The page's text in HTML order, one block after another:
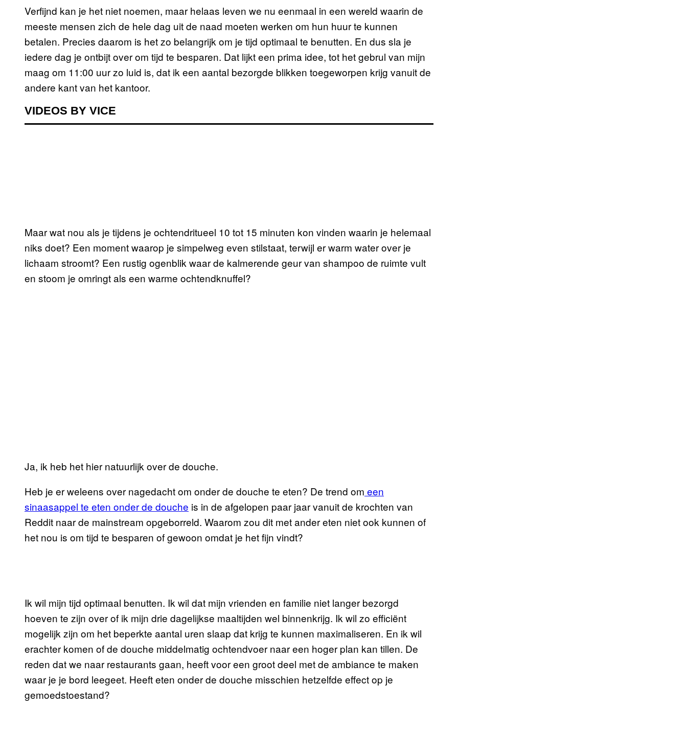
Verfijnd kan je het niet noemen, maar helaas leven we nu eenmaal in een wereld waarin de
meeste mensen zich de hele dag uit de naad moeten werken om hun huur te kunnen
betalen. Precies daarom is het zo belangrijk om je tijd optimaal te benutten. En dus sla je
iedere dag je ontbijt over om tijd te besparen. Dat lijkt een prima idee, tot het gebrul van mijn
maag om 11:00 uur zo luid is, dat ik een aantal bezorgde blikken toegeworpen krijg vanuit de
andere kant van het kantoor.
VIDEOS BY VICE
Maar wat nou als je tijdens je ochtendritueel 10 tot 15 minuten kon vinden waarin je helemaal
niks doet? Een moment waarop je simpelweg even stilstaat, terwijl er warm water over je
lichaam stroomt? Een rustig ogenblik waar de kalmerende geur van shampoo de ruimte vult
en stoom je omringt als een warme ochtendknuffel?
Ja, ik heb het hier natuurlijk over de douche.
Heb je er weleens over nagedacht om onder de douche te eten? De trend om een
sinaasappel te eten onder de douche is in de afgelopen paar jaar vanuit de krochten van
Reddit naar de mainstream opgeborreld. Waarom zou dit met ander eten niet ook kunnen of
het nou is om tijd te besparen of gewoon omdat je het fijn vindt?
Ik wil mijn tijd optimaal benutten. Ik wil dat mijn vrienden en familie niet langer bezorgd
hoeven te zijn over of ik mijn drie dagelijkse maaltijden wel binnenkrijg. Ik wil zo efficiënt
mogelijk zijn om het beperkte aantal uren slaap dat krijg te kunnen maximaliseren. En ik wil
erachter komen of de douche middelmatig ochtendvoer naar een hoger plan kan tillen. De
reden dat we naar restaurants gaan, heeft voor een groot deel met de ambiance te maken
waar je je bord leegeet. Heeft eten onder de douche misschien hetzelfde effect op je
gemoedstoestand?